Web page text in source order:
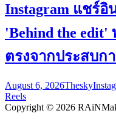
Instagram แชร์อิ
'Behind the
ตรงจากประสบก
August 6, 2026Thesky
Reels
Copyright © 2026